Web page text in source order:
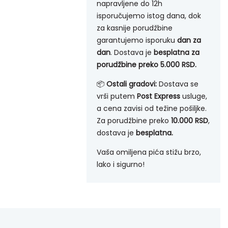
napravljene do 12h
isporučujemo istog dana, dok
za kasnije porudžbine
garantujemo isporukudan za
dan. Dostava jebesplatna za
porudžbine preko 5.000 RSD.
📦Ostali gradovi: Dostava se
vrši putemPost Express usluge,
a cena zavisi od težine pošiljke.
Za porudžbine preko10.000 RSD,
dostava jebesplatna.
Vaša omiljena pića stižu brzo,
lako i sigurno!